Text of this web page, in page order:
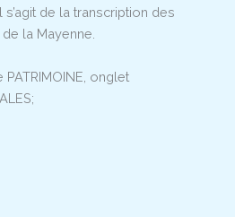
de la transcription des
la Mayenne.
onglet